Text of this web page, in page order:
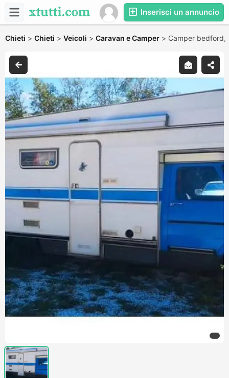
Inserisci un annuncio
Chieti > Chieti > Veicoli > Caravan e Camper > Camper bedford,